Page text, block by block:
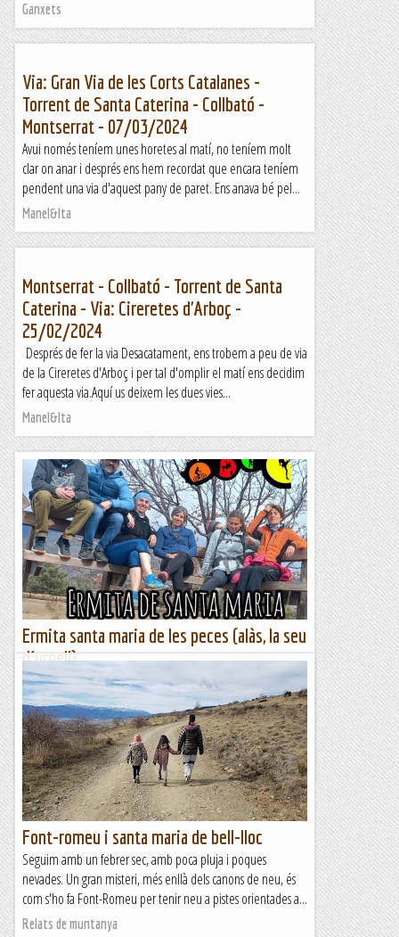
Ganxets
Via: Gran Via de les Corts Catalanes -
Torrent de Santa Caterina - Collbató -
Montserrat - 07/03/2024
Avui només teníem unes horetes al matí, no teníem molt
clar on anar i després ens hem recordat que encara teníem
pendent una via d'aquest pany de paret. Ens anava bé pel...
Manel&Ita
Montserrat - Collbató - Torrent de Santa
Caterina - Via: Cireretes d'Arboç -
25/02/2024
Després de fer la via Desacatament, ens trobem a peu de via
de la Cireretes d'Arboç i per tal d'omplir el matí ens decidim
fer aquesta via.Aquí us deixem les dues vies...
Manel&Ita
Ermita santa maria de les peces (alàs, la seu
d´urgell)
Aprofitant la nostra estada aquest cap de SEtmana a la
població de Arfa, aprofitem el Diumenge matí per ...fer
aquesta curteta excursió sortint del Cementeri de la
població...
El món de la ferrata i la escalada
Font-romeu i santa maria de bell-lloc
Seguim amb un febrer sec, amb poca pluja i poques
nevades. Un gran misteri, més enllà dels canons de neu, és
com s'ho fa Font-Romeu per tenir neu a pistes orientades a...
Relats de muntanya